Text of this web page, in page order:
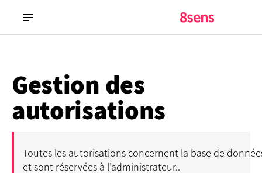
Gestion des
autorisations
Toutes les autorisations concernent la base de
et sont réservées à l’administrateur..